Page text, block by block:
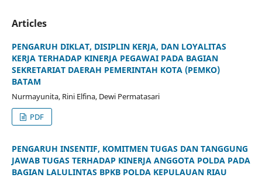
Articles
PENGARUH DIKLAT, DISIPLIN KERJA, DAN LOYALITAS
KERJA TERHADAP KINERJA PEGAWAI PADA BAGIAN
SEKRETARIAT DAERAH PEMERINTAH KOTA (PEMKO)
BATAM
Nurmayunita, Rini Elfina, Dewi Permatasari
PDF
PENGARUH INSENTIF, KOMITMEN TUGAS DAN TANGGUNG
JAWAB TUGAS TERHADAP KINERJA ANGGOTA POLDA PADA
BAGIAN LALULINTAS BPKB POLDA KEPULAUAN RIAU